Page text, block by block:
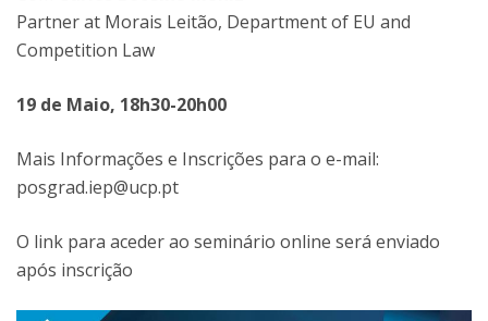
Partner at Morais Leitão, Department of EU and
Competition Law
19 de Maio, 18h30-20h00
Mais Informações e Inscrições para o e-mail:
posgrad.iep@ucp.pt
O link para aceder ao seminário online será enviado
após inscrição